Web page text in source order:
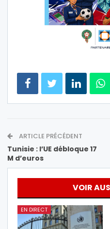
ARTICLE PRÉCÉDENT
Tunisie : l’UE débloque 17
M d’euros
VOIR
EN DIRECT